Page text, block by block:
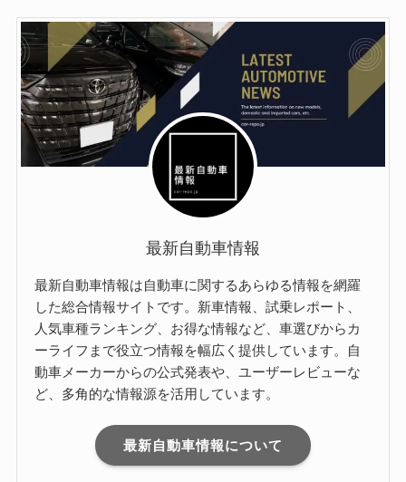
最新自動車情報
最新自動車情報は自動車に関するあらゆる情報を網羅
した総合情報サイトです。新車情報、試乗レポート、
人気車種ランキング、お得な情報など、車選びからカ
ーライフまで役立つ情報を幅広く提供しています。自
動車メーカーからの公式発表や、ユーザーレビューな
ど、多角的な情報源を活用しています。
最新自動車情報について